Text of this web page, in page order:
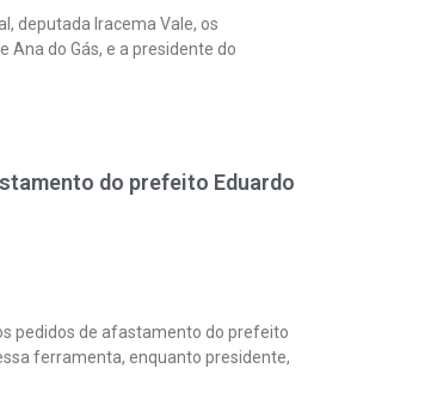
deputada Iracema Vale, os
Ana do Gás, e a presidente do
do prefeito Eduardo
pedidos de afastamento do prefeito
ferramenta, enquanto presidente,